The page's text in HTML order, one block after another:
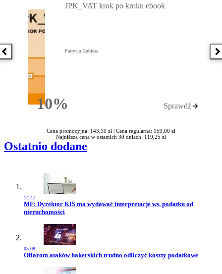
Poprzednia książka
10%Rabatu
JPK_VAT krok po kroku ebook
Patrycja Kubiesa
Sprawdź
Cena promocyjna: 143,10 zł | Cena regularna: 159,00 zł
Najniższa cena w ostatnich 30 dniach: 119,25 zł
Ostatnio dodane
14:47
Przejdź do artykułu:
MF: Dyrektor KIS ma wydawać interpretacje ws. podatku od
nieruchomości
05:08
Przejdź do artykułu:
Ofiarom ataków hakerskich trudno odliczyć koszty podatkowe